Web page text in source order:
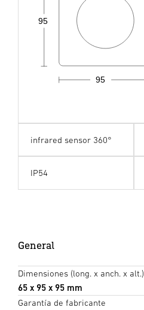
95
95
infrared sensor 360°
IP54
General
Dimensiones (long. x anch. x alt.)
65 x 95 x 95 mm
Garantía de fabricante